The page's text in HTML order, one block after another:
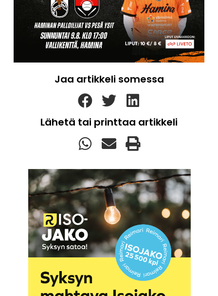
Jaa artikkeli somessa
Lähetä tai printtaa artikkeli